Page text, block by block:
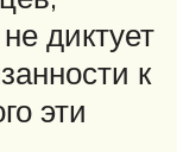
диктует
к
эти